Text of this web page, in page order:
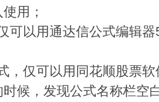
用；
可以用通达信公式编辑
，仅可以用同花顺股票
候，发现公式名称栏空